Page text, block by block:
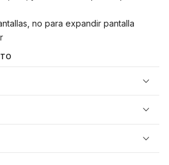
no para expandir pantalla